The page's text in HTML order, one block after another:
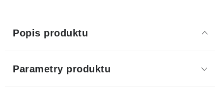
Popis produktu
Parametry produktu